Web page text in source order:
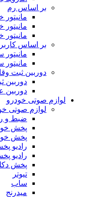
بر اساس رم
مانیتور
مانیتور
مانیتور
بر اساس
دوربین ثبت
دوربین
دوربین
لوازم صوتی خودرو
لوازم صوتی
ضبط و
پخش
پخش
رادیو
رادیو
پخش
تیوتر
ساب
میدرنج